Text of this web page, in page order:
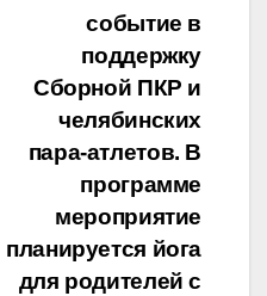
событие в
поддержку
Сборной ПКР и
челябинских
пара-атлетов. В
программе
мероприятие
планируется йога
для родителей с